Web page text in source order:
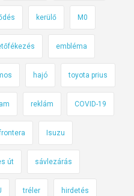
kerülő M0
embléma
hajó toyota prius
reklám COVID-19
Isuzu
út sávlezárás
tréler hirdetés